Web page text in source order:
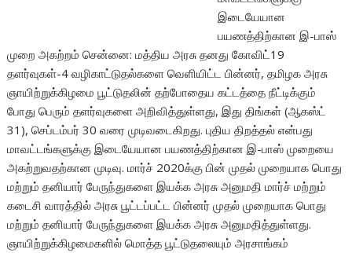
இடையேயான
பயணத்திற்கான இ-பாஸ்
முறை அகற்றம் சென்னை: மத்திய அரசு தனது கோவிட்19
தளர்வுகள்-4 வழிகாட்டுதல்களை வெளியிட்ட பின்னர், தமிழக அரசு
ஞாயிற்றுக்கிழமை பூட்டுதலின் தற்போதைய கட்டத்தை நீட்டிக்கும்
போது பெரும் தளர்வுகளை அறிவித்துள்ளது, இது திங்கள் (ஆகஸ்ட்
31), செப்டம்பர் 30 வரை முடிவடைகிறது. புதிய திறத்தல் என்பது
மாவட்டங்களுக்கு இடையேயான பயணத்திற்கான இ-பாஸ் முறையை
அகற்றுவதற்கான முடிவு. மார்ச் 2020க்கு பின் முதல் முறையாக பொது
மற்றும் தனியார் பேருந்துகளை இயக்க அரசு அனுமதி மார்ச் மற்றும்
கடைசி வாரத்தில் அரசு பூட்டப்பட்ட பின்னர் முதல் முறையாக பொது
மற்றும் தனியார் பேருந்துகளை இயக்க அரசு அனுமதித்துள்ளது.
ஞாயிற்றுக்கிழமைகளில் மொத்த பூட்டுதலையும் அரசாங்கம்